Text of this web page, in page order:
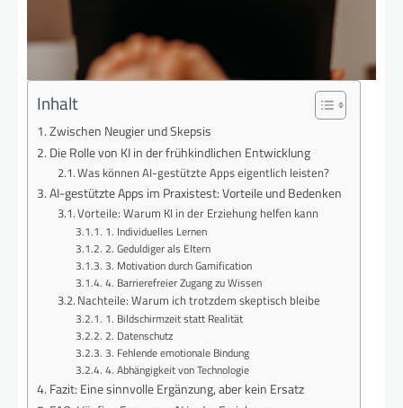
Inhalt
Zwischen Neugier und Skepsis
Die Rolle von KI in der frühkindlichen Entwicklung
Was können AI-gestützte Apps eigentlich leisten?
AI-gestützte Apps im Praxistest: Vorteile und Bedenken
Vorteile: Warum KI in der Erziehung helfen kann
1. Individuelles Lernen
2. Geduldiger als Eltern
3. Motivation durch Gamification
4. Barrierefreier Zugang zu Wissen
Nachteile: Warum ich trotzdem skeptisch bleibe
1. Bildschirmzeit statt Realität
2. Datenschutz
3. Fehlende emotionale Bindung
4. Abhängigkeit von Technologie
Fazit: Eine sinnvolle Ergänzung, aber kein Ersatz